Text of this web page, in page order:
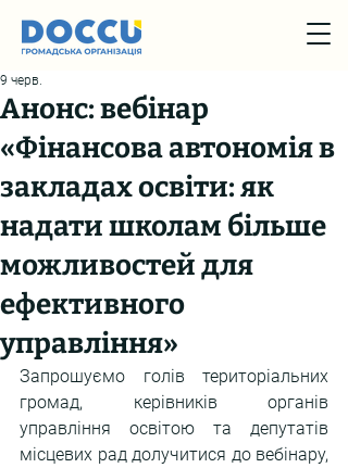
Анонс: вебінар
«Фінансова автономія в
закладах освіти: як
надати школам більше
можливостей для
ефективного
управління»
9 черв.
Запрошуємо голів територіальних
громад, керівників органів
управління освітою та депутатів
місцевих рад долучитися до вебінару,